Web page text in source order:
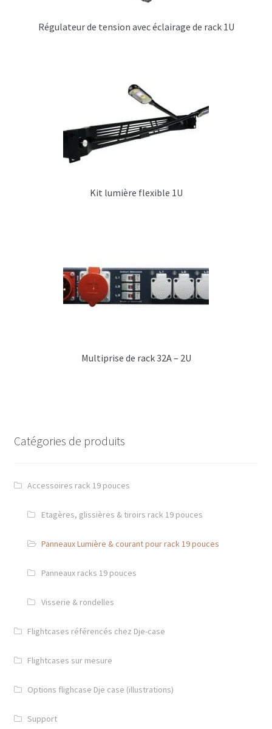
F – Mousse de protection et / ou calage
G – Renforts divers flightcase
H – Aménagement interne flightcases
L – Traitement matière, Usinage & soudure
M – Options & solutions Diverses
Etagère, glissières & tiroir rack 19 pouces
Visserie & rondelles
Régulateur de tension avec éclairage de rack 1U
Kit lumière flexible 1U
Multiprise de rack 32A – 2U
Catégories de produits
Accessoires rack 19 pouces
Etagères, glissières & tiroirs rack 19 pouces
Panneaux Lumière & courant pour rack 19 pouces
Panneaux racks 19 pouces
Visserie & rondelles
Flightcases référencés chez Dje-case
Flightcases sur mesure
Options flighcase Dje case (illustrations)
Support